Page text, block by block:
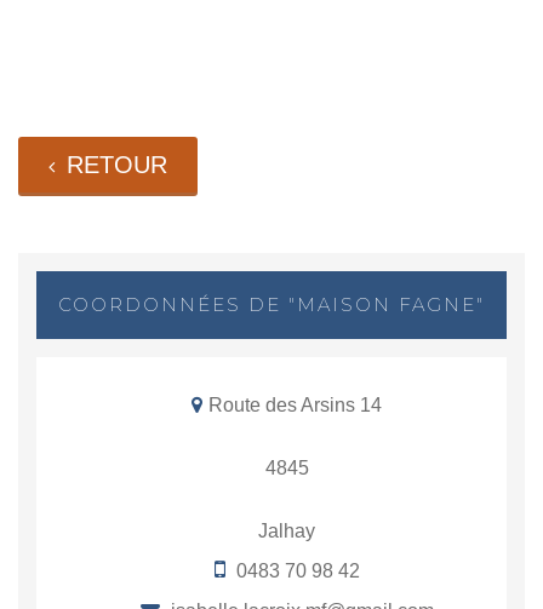
RETOUR
COORDONNÉES DE "MAISON FAGNE"
Route des Arsins 14
4845
Jalhay
0483 70 98 42